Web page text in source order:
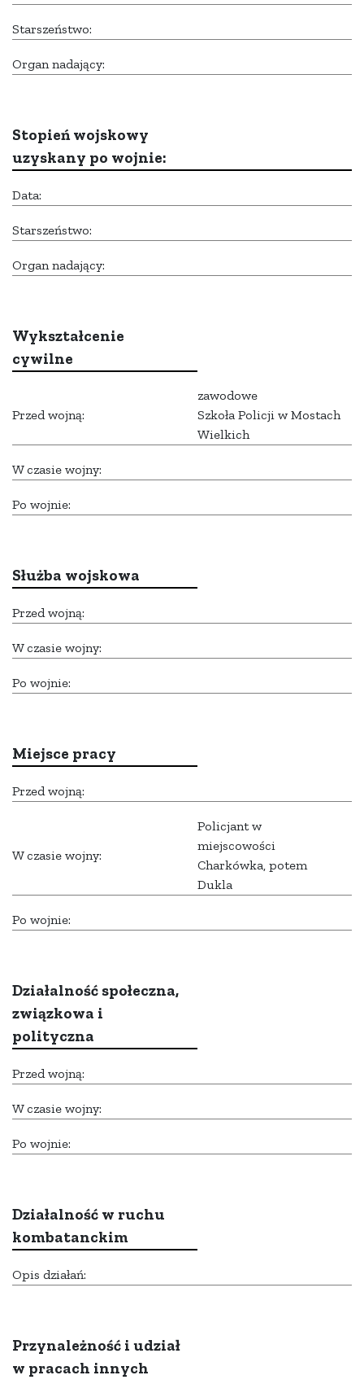
Starszeństwo:
Organ nadający:
Stopień wojskowy
uzyskany po wojnie:
Data:
Starszeństwo:
Organ nadający:
Wykształcenie
cywilne
Przed wojną:
zawodowe
Szkoła Policji w Mostach
Wielkich
W czasie wojny:
Po wojnie:
Służba wojskowa
Przed wojną:
W czasie wojny:
Po wojnie:
Miejsce pracy
Przed wojną:
W czasie wojny:
Policjant w
miejscowości
Charkówka, potem
Dukla
Po wojnie:
Działalność społeczna,
związkowa i
polityczna
Przed wojną:
W czasie wojny:
Po wojnie:
Działalność w ruchu
kombatanckim
Opis działań:
Przynależność i udział
w pracach innych